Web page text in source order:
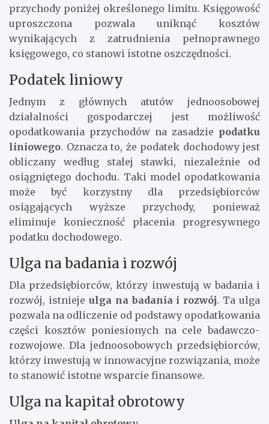
przychody poniżej określonego limitu. Księgowość
uproszczona pozwala uniknąć kosztów
wynikających z zatrudnienia pełnoprawnego
księgowego, co stanowi istotne oszczędności.
Podatek liniowy
Jednym z głównych atutów jednoosobowej
działalności gospodarczej jest możliwość
opodatkowania przychodów na zasadzie podatku
liniowego. Oznacza to, że podatek dochodowy jest
obliczany według stałej stawki, niezależnie od
osiągniętego dochodu. Taki model opodatkowania
może być korzystny dla przedsiębiorców
osiągających wyższe przychody, ponieważ
eliminuje konieczność płacenia progresywnego
podatku dochodowego.
Ulga na badania i rozwój
Dla przedsiębiorców, którzy inwestują w badania i
rozwój, istnieje ulga na badania i rozwój. Ta ulga
pozwala na odliczenie od podstawy opodatkowania
części kosztów poniesionych na cele badawczo-
rozwojowe. Dla jednoosobowych przedsiębiorców,
którzy inwestują w innowacyjne rozwiązania, może
to stanowić istotne wsparcie finansowe.
Ulga na kapitał obrotowy